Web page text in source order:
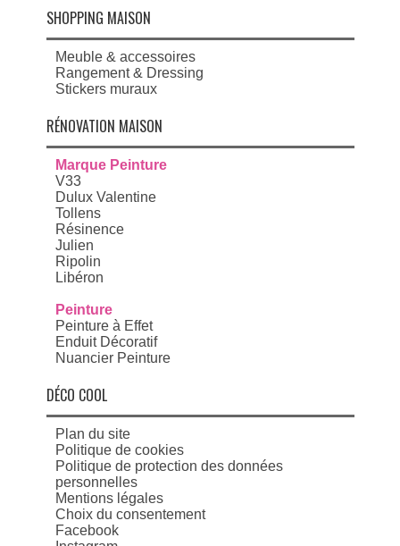
SHOPPING MAISON
Meuble & accessoires
Rangement & Dressing
Stickers muraux
RÉNOVATION MAISON
Marque Peinture
V33
Dulux Valentine
Tollens
Résinence
Julien
Ripolin
Libéron
Peinture
Peinture à Effet
Enduit Décoratif
Nuancier Peinture
DÉCO COOL
Plan du site
Politique de cookies
Politique de protection des données
personnelles
Mentions légales
Choix du consentement
Facebook